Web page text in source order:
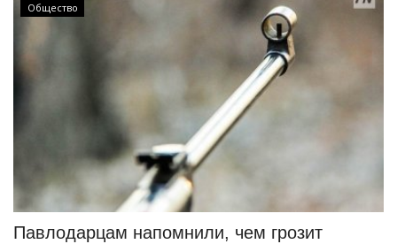
Общество
Павлодарцам напомнили, чем грозит